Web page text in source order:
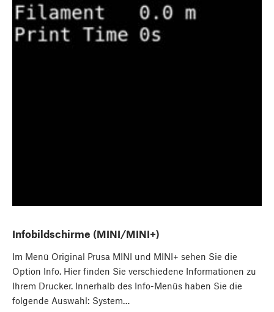
Infobildschirme (MINI/MINI+)
Im Menü Original Prusa MINI und MINI+ sehen Sie die
Option Info. Hier finden Sie verschiedene Informationen zu
Ihrem Drucker. Innerhalb des Info-Menüs haben Sie die
folgende Auswahl: System…